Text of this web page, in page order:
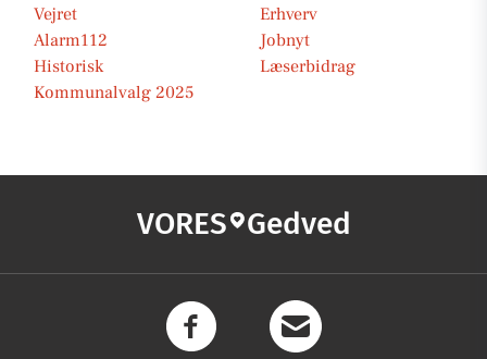
Vejret
Erhverv
Alarm112
Jobnyt
Historisk
Læserbidrag
Kommunalvalg 2025
VORES Gedved